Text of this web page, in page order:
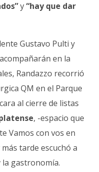
y“hay que dar
Gustavo Pulti y
en la
Randazzo recorrió
QM en el Parque
al cierre de listas
, -espacio que
Vamos con vos en
tarde escuchó a
gastronomía.